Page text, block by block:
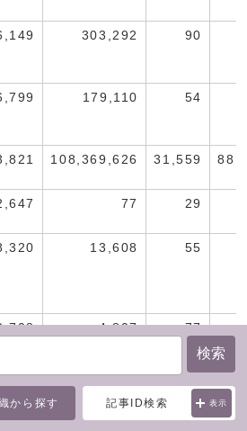
検索
から探す 記事ID検索 表示
303,292 90
179,110 54
108,369,626 31,559
77 29
13,608 55
4,807 77
15,207,318 14,557